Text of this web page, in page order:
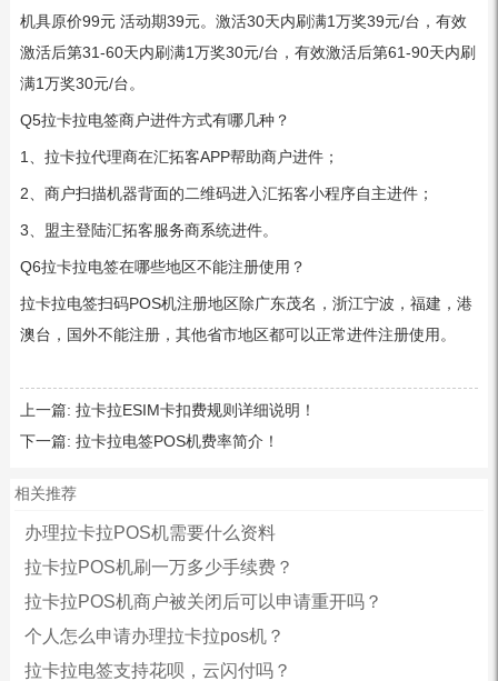
机具原价99元 活动期39元。激活30天内刷满1万奖39元/台，有效
激活后第31-60天内刷满1万奖30元/台，有效激活后第61-90天内刷
满1万奖30元/台。
Q5拉卡拉电签商户进件方式有哪几种？
1、拉卡拉代理商在汇拓客APP帮助商户进件；
2、商户扫描机器背面的二维码进入汇拓客小程序自主进件；
3、盟主登陆汇拓客服务商系统进件。
Q6拉卡拉电签在哪些地区不能注册使用？
拉卡拉电签扫码POS机注册地区除广东茂名，浙江宁波，福建，港
澳台，国外不能注册，其他省市地区都可以正常进件注册使用。
上一篇: 拉卡拉ESIM卡扣费规则详细说明！
下一篇: 拉卡拉电签POS机费率简介！
相关推荐
办理拉卡拉POS机需要什么资料
拉卡拉POS机刷一万多少手续费？
拉卡拉POS机商户被关闭后可以申请重开吗？
个人怎么申请办理拉卡拉pos机？
拉卡拉电签支持花呗，云闪付吗？